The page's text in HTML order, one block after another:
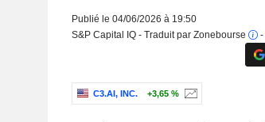
Publié le 04/06/2026 à 19:50
S&P Capital IQ - Traduit par Zonebourse
-
C3.AI, INC. +3,65 %